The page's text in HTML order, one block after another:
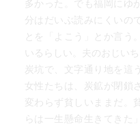
多かった。でも福岡にゆ
分はだいぶ読みにくいの
とを「よこう」とか言う
いるらしい。夫のおじい
炭坑で、文字通り地を這
女性たちは、炭鉱が閉鎖
変わらず貧しいままだ。
らは一生懸命生きてきた